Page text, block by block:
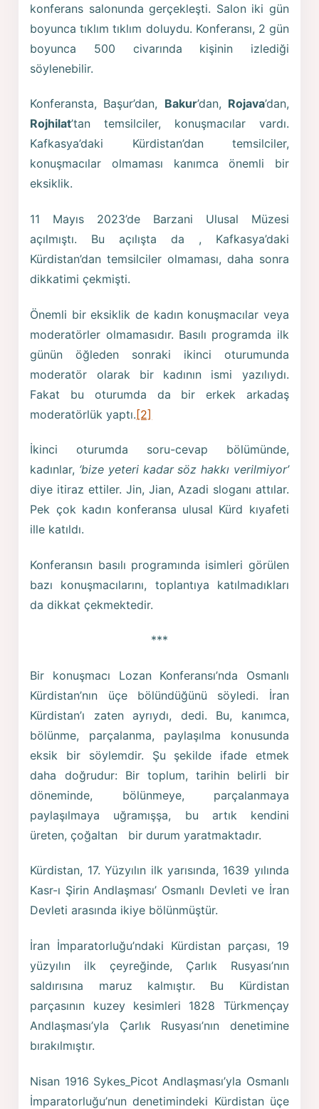
konferans salonunda gerçekleşti. Salon iki gün
boyunca tıklım tıklım doluydu. Konferansı, 2 gün
boyunca 500 civarında kişinin izlediği
söylenebilir.
Konferansta, Başur’dan, Bakur’dan, Rojava’dan,
Rojhilat’tan temsilciler, konuşmacılar vardı.
Kafkasya’daki Kürdistan’dan temsilciler,
konuşmacılar olmaması kanımca önemli bir
eksiklik.
11 Mayıs 2023’de Barzani Ulusal Müzesi
açılmıştı. Bu açılışta da , Kafkasya’daki
Kürdistan’dan temsilciler olmaması, daha sonra
dikkatimi çekmişti.
Önemli bir eksiklik de kadın konuşmacılar veya
moderatörler olmamasıdır. Basılı programda ilk
günün öğleden sonraki ikinci oturumunda
moderatör olarak bir kadının ismi yazılıydı.
Fakat bu oturumda da bir erkek arkadaş
moderatörlük yaptı.[2]
İkinci oturumda soru-cevap bölümünde,
kadınlar, ‘bize yeteri kadar söz hakkı verilmiyor’
diye itiraz ettiler. Jin, Jian, Azadi sloganı attılar.
Pek çok kadın konferansa ulusal Kürd kıyafeti
ille katıldı.
Konferansın basılı programında isimleri görülen
bazı konuşmacılarını, toplantıya katılmadıkları
da dikkat çekmektedir.
***
Bir konuşmacı Lozan Konferansı’nda Osmanlı
Kürdistan’nın üçe bölündüğünü söyledi. İran
Kürdistan’ı zaten ayrıydı, dedi. Bu, kanımca,
bölünme, parçalanma, paylaşılma konusunda
eksik bir söylemdir. Şu şekilde ifade etmek
daha doğrudur: Bir toplum, tarihin belirli bir
döneminde, bölünmeye, parçalanmaya
paylaşılmaya uğramışşa, bu artık kendini
üreten, çoğaltan bir durum yaratmaktadır.
Kürdistan, 17. Yüzyılın ilk yarısında, 1639 yılında
Kasr-ı Şirin Andlaşması’ Osmanlı Devleti ve İran
Devleti arasında ikiye bölünmüştür.
İran İmparatorluğu’ndaki Kürdistan parçası, 19
yüzyılın ilk çeyreğinde, Çarlık Rusyası’nın
saldırısına maruz kalmıştır. Bu Kürdistan
parçasının kuzey kesimleri 1828 Türkmençay
Andlaşması’yla Çarlık Rusyası’nın denetimine
bırakılmıştır.
Nisan 1916 Sykes_Picot Andlaşması’yla Osmanlı
İmparatorluğu’nun denetimindeki Kürdistan üçe